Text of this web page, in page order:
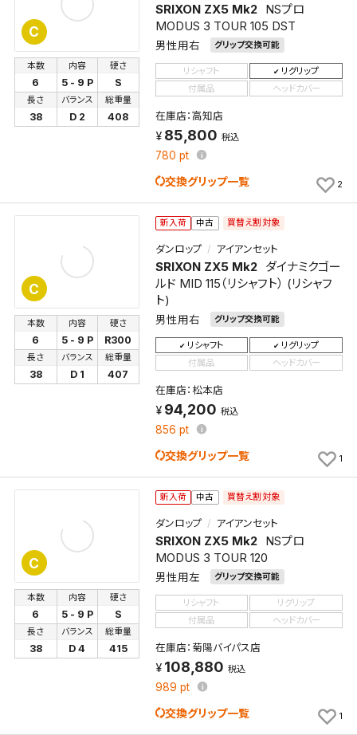
C
SRIXON ZX5 Mk2
NSプロ
MODUS 3 TOUR 105 DST
男性用右 グリップ交換可能
本数
6
内容
5 - 9 P
硬さ
S
長さ
38
バランス
D 2
総重量
408
リシャフト
リグリップ
付属品
ヘッドカバー
在庫店：高知店
85,800 税込
780 pt
交換グリップ一覧 2
C
新入荷 中古 買替え割対象
ダンロップ アイアンセット
SRIXON ZX5 Mk2
ダイナミクゴー
ルド MID 115（リシャフト） (リシャフ
ト)
男性用右 グリップ交換可能
本数
6
内容
5 - 9 P
硬さ
R300
長さ
38
バランス
D 1
総重量
407
リシャフト
リグリップ
付属品
ヘッドカバー
在庫店：松本店
94,200 税込
856 pt
交換グリップ一覧 1
C
新入荷 中古 買替え割対象
ダンロップ アイアンセット
SRIXON ZX5 Mk2
NSプロ
MODUS 3 TOUR 120
男性用左 グリップ交換可能
本数
6
内容
5 - 9 P
硬さ
S
長さ
38
バランス
D 4
総重量
415
リシャフト
リグリップ
付属品
ヘッドカバー
在庫店：菊陽バイパス店
108,880 税込
989 pt
交換グリップ一覧 1
この検索条件をマイページ内「保存検索条件一覧」に
保存します。
よく探す商品を、毎回条件指定することなく簡単に開
くことができます。
検索条件
新着通知を「する」にすると、この条件に一致する商品
が入荷した際に、メール及びお客様のアカウント内の
「お知らせ」で通知します。
保存された検索条件は変更できません。
条件を変更したい場合は、マイページの「保存検索条
件一覧」から画面を表示し、条件を変更の上、保存し直
検索条件を保存
検索条件を保存しました。
これまで保存した検索条件は、マイページの「保存検
索条件一覧」で確認できます。